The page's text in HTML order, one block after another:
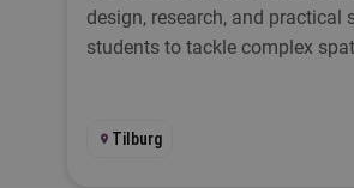
design, research, and practical
students to tackle complex
Tilburg